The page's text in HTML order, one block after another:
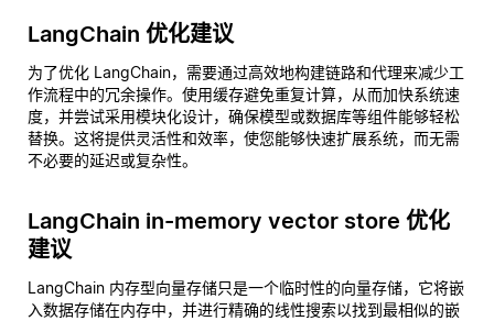
LangChain 优化建议
为了优化 LangChain，需要通过高效地构建链路和代理来减少工
作流程中的冗余操作。使用缓存避免重复计算，从而加快系统速
度，并尝试采用模块化设计，确保模型或数据库等组件能够轻松
替换。这将提供灵活性和效率，使您能够快速扩展系统，而无需
不必要的延迟或复杂性。
LangChain in-memory vector store 优化
建议
LangChain 内存型向量存储只是一个临时性的向量存储，它将嵌
入数据存储在内存中，并进行精确的线性搜索以找到最相似的嵌